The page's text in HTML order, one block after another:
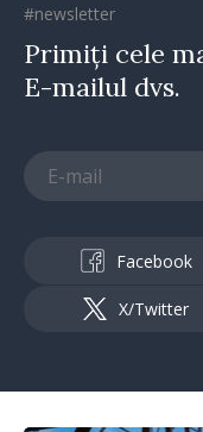
#newsletter
Primiți cele
E-mailul dvs.
Facebook
X/Twitter